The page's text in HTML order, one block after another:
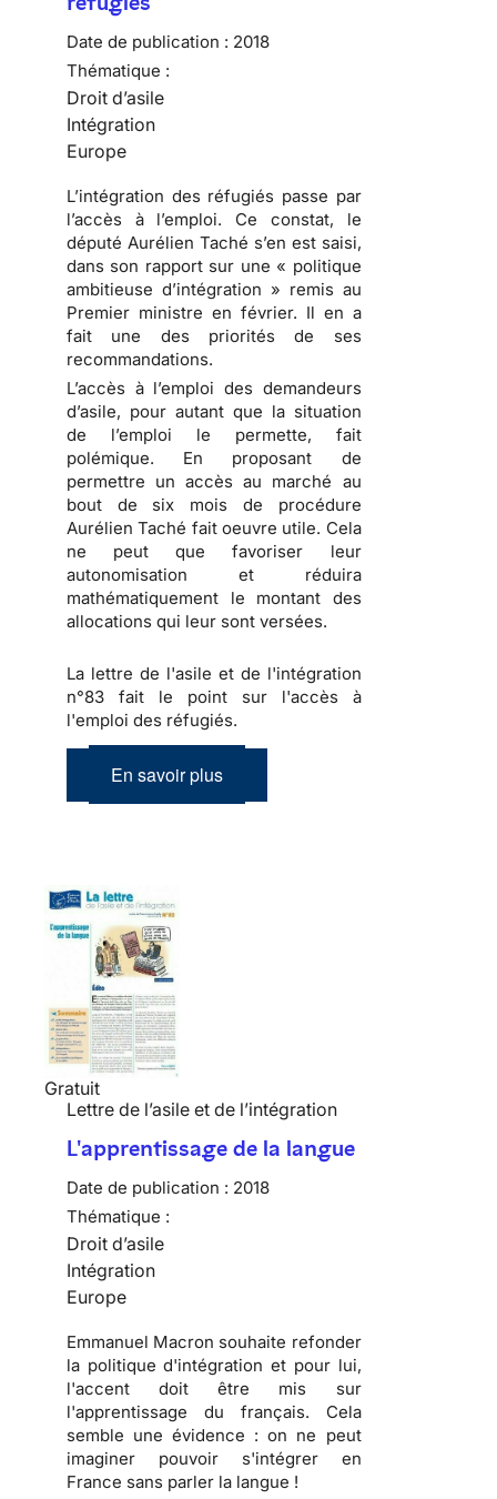
Date de publication : 2018
Thématique :
Droit d’asile
Intégration
Europe
L’intégration des réfugiés passe par
l’accès à l’emploi. Ce constat, le
député Aurélien Taché s’en est saisi,
dans son rapport sur une « politique
ambitieuse d’intégration » remis au
Premier ministre en février. Il en a
fait une des priorités de ses
recommandations.
L’accès à l’emploi des demandeurs
d’asile, pour autant que la situation
de l’emploi le permette, fait
polémique. En proposant de
permettre un accès au marché au
bout de six mois de procédure
Aurélien Taché fait oeuvre utile. Cela
ne peut que favoriser leur
autonomisation et réduira
mathématiquement le montant des
allocations qui leur sont versées.
La lettre de l'asile et de l'intégration
n°83 fait le point sur l'accès à
l'emploi des réfugiés.
En savoir plus
Gratuit
Lettre de l’asile et de l’intégration
L'apprentissage de la langue
Date de publication : 2018
Thématique :
Droit d’asile
Intégration
Europe
Emmanuel Macron souhaite refonder
la politique d'intégration et pour lui,
l'accent doit être mis sur
l'apprentissage du français. Cela
semble une évidence : on ne peut
imaginer pouvoir s'intégrer en
France sans parler la langue !